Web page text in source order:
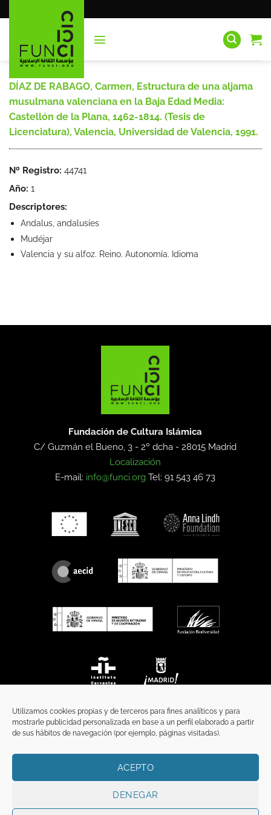
Utilizamos cookies propias y de terceros para fines analíticos y para
mostrarle publicidad personalizada en base a un perfil elaborado a partir
de sus hábitos de navegación (por ejemplo, páginas visitadas).
ACEPTO
DENEGAR
al
DÍAZ DE RABAGO, Carmen, Estructura de una aljama
musulmana valenciana en la Baja Edad Media:
Castellón de la Plana, 1462-1814. (Tesis de
Licenciatura), Valencia, Universidad de Valencia, 1991.
Nº Registro: 44741
Año: 1
Descriptores:
Andalus, andalusíes
Mudéjar
Valencia y su alfoz. Reino. Autonomía. Idioma
Fundación de Cultura Islámica
C/ Guzmán el Bueno, 3 - 2º dcha -28015 Madrid
Localización
E-mail: info@funci.org Tel: 91 543 46 73
TÉRMINOS Y CONDICIONES
Copyright 2026 ©FunciFUNCI es titular de los derechos de propiedad